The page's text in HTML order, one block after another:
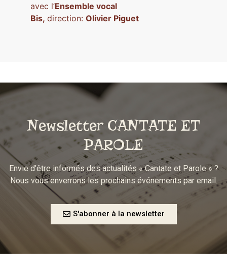
avec l’Ensemble vocal
Bis, direction: Olivier Piguet
Newsletter CANTATE ET
PAROLE
Envie d’être informés des actualités « Cantate et Parole » ?
Nous vous enverrons les prochains événements par email.
S'abonner à la newsletter